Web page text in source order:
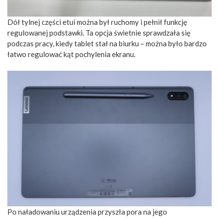
Dół tylnej części etui można był ruchomy i pełnił funkcję
regulowanej podstawki. Ta opcja świetnie sprawdzała się
podczas pracy, kiedy tablet stał na biurku – można było bardzo
łatwo regulować kąt pochylenia ekranu.
Po naładowaniu urządzenia przyszła pora na jego